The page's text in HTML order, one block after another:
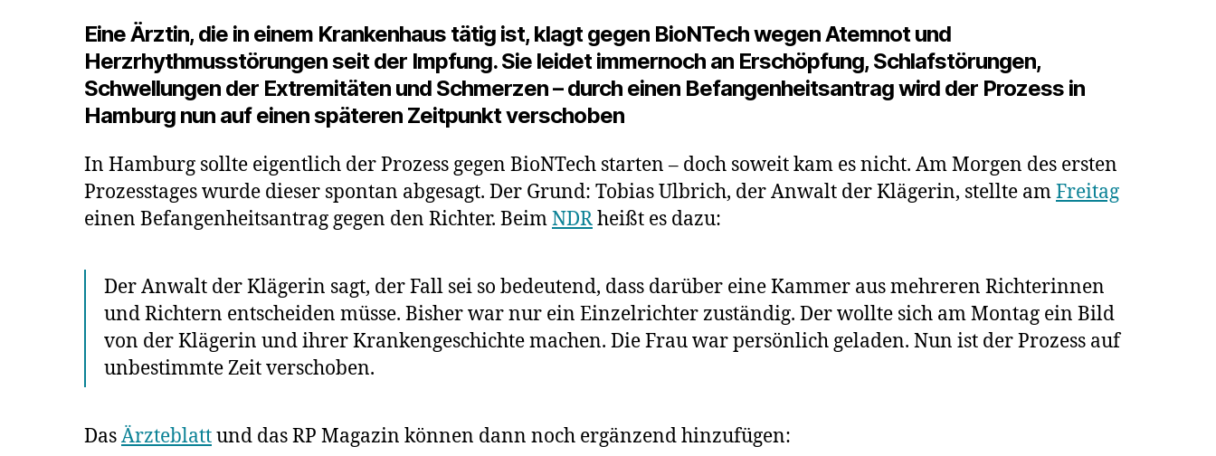
Herzrhythmusstörungen
–
der
Staat
Schaden
von
BioNTech
Eine Ärztin, die in einem Krankenhaus tätig ist, klagt gegen BioNTech wegen Atemnot und
Herzrhythmusstörungen seit der Impfung. Sie leidet immernoch an Erschöpfung, Schlafstörungen,
Schwellungen der Extremitäten und Schmerzen – durch einen Befangenheitsantrag wird der Prozess in
Hamburg nun auf einen späteren Zeitpunkt verschoben
In Hamburg sollte eigentlich der Prozess gegen BioNTech starten – doch soweit kam es nicht. Am Morgen des ersten
Prozesstages wurde dieser spontan abgesagt. Der Grund: Tobias Ulbrich, der Anwalt der Klägerin, stellte amFreitag
einen Befangenheitsantrag gegen den Richter. BeimNDRheißt es dazu:
Der Anwalt der Klägerin sagt, der Fall sei so bedeutend, dass darüber eine Kammer aus mehreren Richterinnen
und Richtern entscheiden müsse. Bisher war nur ein Einzelrichter zuständig. Der wollte sich am Montag ein Bild
von der Klägerin und ihrer Krankengeschichte machen. Die Frau war persönlich geladen. Nun ist der Prozess auf
unbestimmte Zeit verschoben.
DasÄrzteblattund das RP Magazin können dann noch ergänzend hinzufügen: